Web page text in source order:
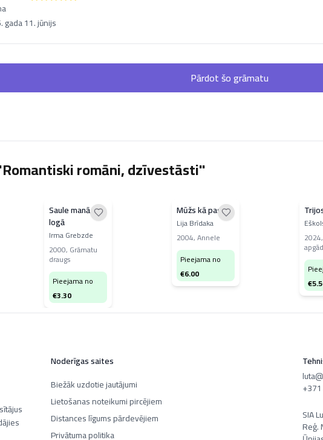
gada 11. jūnijs
Pārdot šo grāmatu
romāni, dzīvestāsti"
Saule manā
logā
Irma Grebzde
2000, Grāmatu
draugs
Pieejama no
€3.30
Mūžs kā pasaka
Lija Brīdaka
2004,Annele
Pieejama no
€6.00
2024,
€
Noderīgas saites
Biežāk uzdotie jautājumi
Lietošanas noteikumi pircējiem
Distances līgums pārdevējiem
Privātuma politika
SIA
Reģ.